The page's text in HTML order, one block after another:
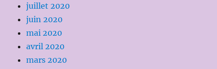
juillet 2020
juin 2020
mai 2020
avril 2020
mars 2020